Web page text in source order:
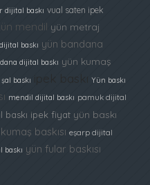
dijital baskı vual saten ipek
mendil yün metraj
baskı yün bandana
dijital baskı yün kumaş
şal baskı
Yün baskı
mendil dijital baskı pamuk dijital
baskı ipek fiyat yün baskı
baskısı eşarp dijital
baskı yün fular baskısı